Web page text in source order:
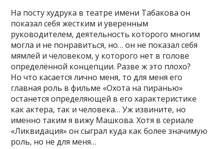
На посту худрука в театре имени Табакова он
показал себя жестким и уверенным
руководителем, деятельность которого многим
могла и не понравиться, но… он не показал себя
мямлей и человеком, у которого нет в голове
определённой концепции. Разве ж это плохо?
Но что касается лично меня, то для меня его
главная роль в фильме «Охота на пиранью»
останется определяющей в его характеристике
как актера, так и человека… Уж извините, но
именно таким я вижу Машкова. Хотя в сериале
«Ликвидация» он сыграл куда как более значимую
роль, но не для меня…